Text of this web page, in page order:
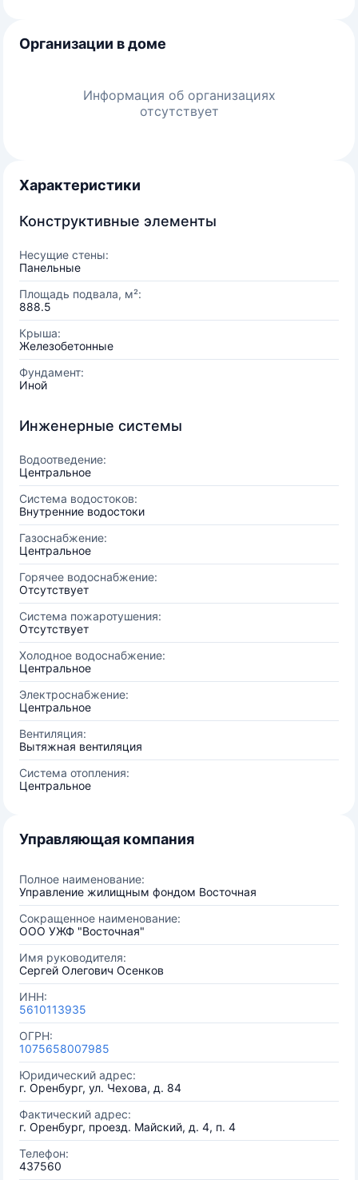
Организации в доме
Информация об организациях
отсутствует
Характеристики
Конструктивные элементы
Несущие стены:
Панельные
Площадь подвала, м²:
888.5
Крыша:
Железобетонные
Фундамент:
Иной
Инженерные системы
Водоотведение:
Центральное
Система водостоков:
Внутренние водостоки
Газоснабжение:
Центральное
Горячее водоснабжение:
Отсутствует
Система пожаротушения:
Отсутствует
Холодное водоснабжение:
Центральное
Электроснабжение:
Центральное
Вентиляция:
Вытяжная вентиляция
Система отопления:
Центральное
Управляющая компания
Полное наименование:
Управление жилищным фондом Восточная
Сокращенное наименование:
ООО УЖФ "Восточная"
Имя руководителя:
Сергей Олегович Осенков
ИНН:
5610113935
ОГРН:
1075658007985
Юридический адрес:
г. Оренбург, ул. Чехова, д. 84
Фактический адрес:
г. Оренбург, проезд. Майский, д. 4, п. 4
Телефон:
437560